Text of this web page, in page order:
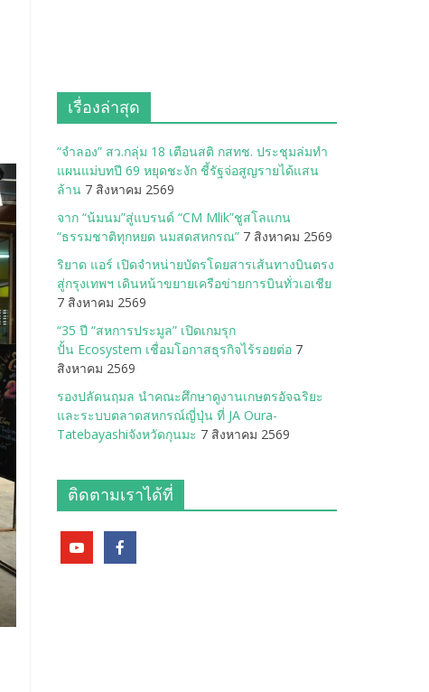
เรื่องล่าสุด
“จำลอง” สว.กลุ่ม 18 เตือนสติ กสทช. ประชุมล่มทำ
แผนแม่บทปี 69 หยุดชะงัก ชี้รัฐจ่อสูญรายได้แสน
ล้าน 7 สิงหาคม 2569
จาก “น้มนม”สู่แบรนด์ “CM Mlik”ชูสโลแกน
“ธรรมชาติทุกหยด นมสดสหกรณ” 7 สิงหาคม 2569
ริยาด แอร์ เปิดจำหน่ายบัตรโดยสารเส้นทางบินตรง
สู่กรุงเทพฯ เดินหน้าขยายเครือข่ายการบินทั่วเอเชีย
7 สิงหาคม 2569
“35 ปี “สหการประมูล” เปิดเกมรุก
ปั้น Ecosystem เชื่อมโอกาสธุรกิจไร้รอยต่อ 7
สิงหาคม 2569
รองปลัดนฤมล นำคณะศึกษาดูงานเกษตรอัจฉริยะ
และระบบตลาดสหกรณ์ญี่ปุ่น ที่ JA Oura-
Tatebayashiจังหวัดกุนมะ 7 สิงหาคม 2569
ติดตามเราได้ที่